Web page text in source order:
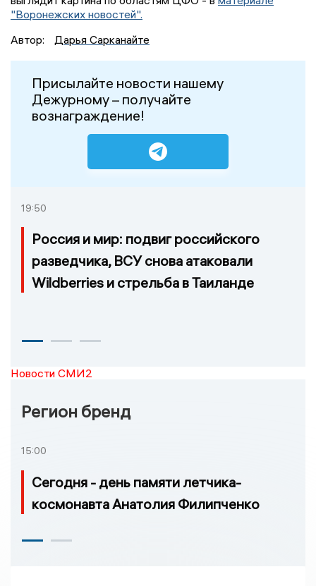
"Воронежских новостей".
Автор:
Дарья Сарканайте
Присылайте новости нашему
Дежурному – получайте
вознаграждение!
19:50
Россия и мир: подвиг российского
разведчика, ВСУ снова атаковали
Wildberries и стрельба в Таиланде
Новости СМИ2
Регион бренд
15:00
Сегодня - день памяти летчика-
космонавта Анатолия Филипченко